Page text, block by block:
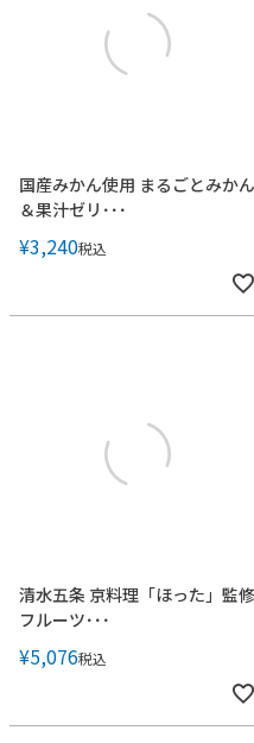
国産みかん使用 まるごとみかん
＆果汁ゼリ･･･
¥3,240税込
清水五条 京料理「ほった」監修
フルーツ･･･
¥5,076税込